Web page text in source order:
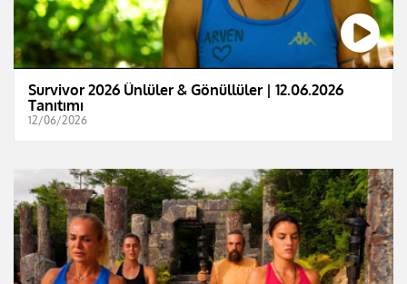
Survivor 2026 Ünlüler & Gönüllüler | 12.06.2026
Tanıtımı
12/06/2026